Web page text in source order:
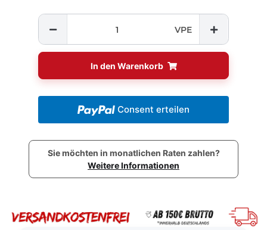
VPE
In den Warenkorb
Consent erteilen
Sie möchten in monatlichen Raten zahlen?
Weitere Informationen